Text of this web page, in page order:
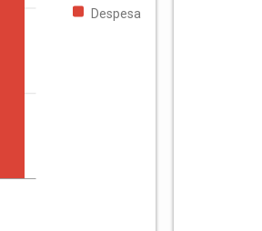
Despesa